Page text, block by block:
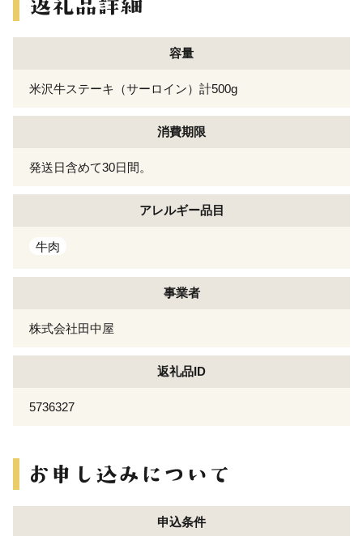
容量
米沢牛ステーキ（サーロイン）計500g
消費期限
発送日含めて30日間。
アレルギー品目
牛肉
事業者
株式会社田中屋
返礼品ID
5736327
申込条件